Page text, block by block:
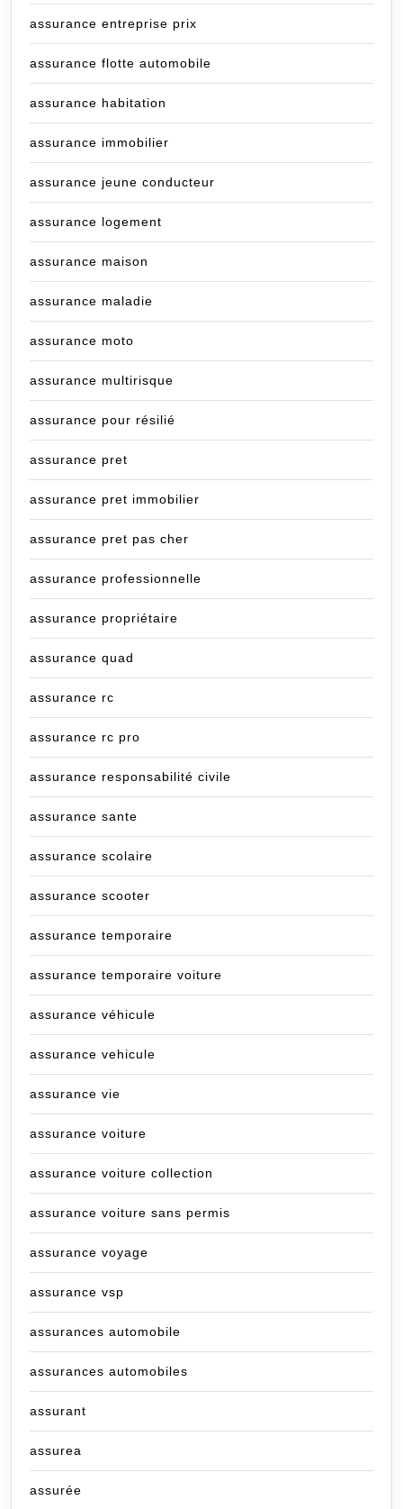
assurance entreprise prix
assurance flotte automobile
assurance habitation
assurance immobilier
assurance jeune conducteur
assurance logement
assurance maison
assurance maladie
assurance moto
assurance multirisque
assurance pour résilié
assurance pret
assurance pret immobilier
assurance pret pas cher
assurance professionnelle
assurance propriétaire
assurance quad
assurance rc
assurance rc pro
assurance responsabilité civile
assurance sante
assurance scolaire
assurance scooter
assurance temporaire
assurance temporaire voiture
assurance véhicule
assurance vehicule
assurance vie
assurance voiture
assurance voiture collection
assurance voiture sans permis
assurance voyage
assurance vsp
assurances automobile
assurances automobiles
assurant
assurea
assurée